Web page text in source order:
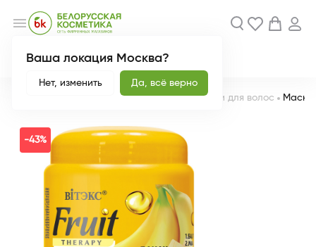
Ваша локация Москва?
Нет, изменить Да, всё верно
menu
Новинки Акции
Уход за волосами Маски для волос Маска
-43%